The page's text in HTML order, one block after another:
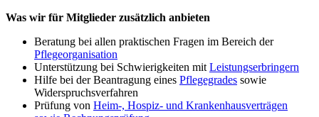
Was wir für Mitglieder zusätzlich anbieten
Beratung bei allen praktischen Fragen im Bereich der
Pflegeorganisation
Unterstützung bei Schwierigkeiten mit Leistungserbringern
Hilfe bei der Beantragung eines Pflegegrades sowie
Widerspruchsverfahren
Prüfung von Heim-, Hospiz- und Krankenhausverträgen